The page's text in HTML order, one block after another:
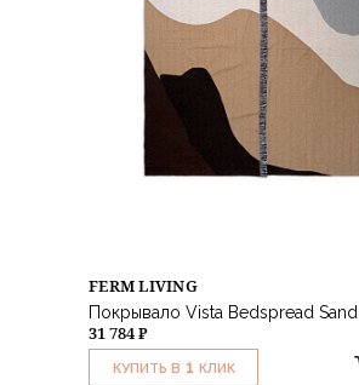
FERM LIVING
Покрывало Vista Bedspread Sand
31 784 ₽
КУПИТЬ В 1 КЛИК